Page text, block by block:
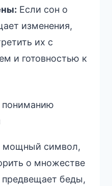
Если сон о
изменения,
их с
и готовностью к
пониманию
мощный символ,
о множестве
предвещает беды,